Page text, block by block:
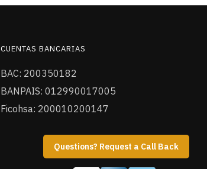
Questions? Request a Call Back
CUENTAS BANCARIAS
BAC: 200350182
BANPAIS: 012990017005
Ficohsa: 200010200147